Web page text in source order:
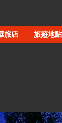
旅店 旅遊地點